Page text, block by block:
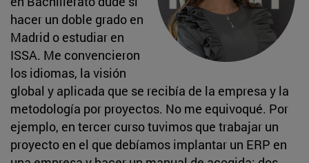
hacer un doble grado en
Madrid o estudiar en
ISSA. Me convencieron
los idiomas, la visión
global y aplicada que se recibía de la empresa y la
metodología por proyectos. No me equivoqué. Por
ejemplo, en tercer curso tuvimos que trabajar un
proyecto en el que debíamos implantar un ERP en